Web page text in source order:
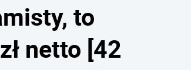
to
netto [42